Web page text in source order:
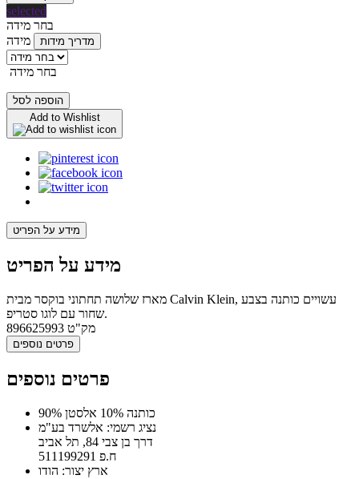
selected
בחר מידה
מידה
מדריך מידות
בחר מידה
הוספה לסל
Add to Wishlist
מידע על הפריט
מידע על הפריט
מארז שלושה תחתוני בוקסר מבית Calvin Klein, עשויים כותנה בצבע
שחור עם לוגו סטריפ.
מק"ט 896625993
פרטים נוספים
פרטים נוספים
90% כותנה 10% אלסטן
נציג רשמי: אלשרד בע"מ
דרך בן צבי 84, תל אביב
ח.פ 511199291
ארץ יצור: הודו